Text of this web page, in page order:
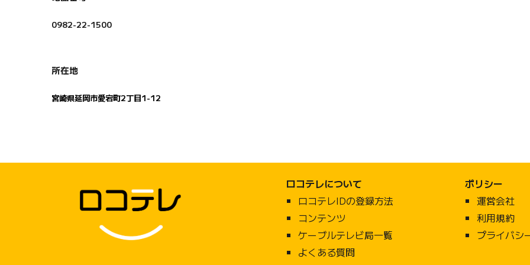
0982-22-1500
所在地
宮崎県延岡市愛宕町2丁目1-12
ロコテレについて
ロコテレIDの登録方法
コンテンツ
ケーブルテレビ局一覧
よくある質問
ポリシー
運営会社
利用規約
プライバシ